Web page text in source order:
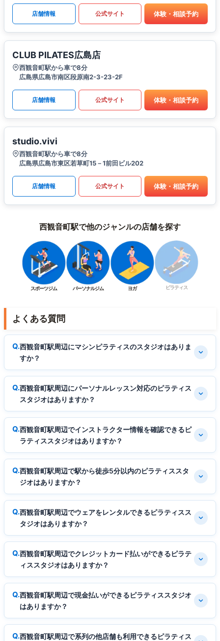
店舗情報 公式サイト 体験・相談予約
CLUB PILATES広島店
西観音町駅から車で8分
広島県広島市南区段原南2-3-23-2F
店舗情報 公式サイト 体験・相談予約
studio.vivi
西観音町駅から車で8分
広島県広島市東区若草町15－1前田ビル202
店舗情報 公式サイト 体験・相談予約
西観音町駅で他のジャンルの店舗を探す
スポーツジム パーソナルジム ヨガ ピラティス
よくある質問
西観音町駅周辺にマシンピラティスのスタジオはありま
すか？
西観音町駅周辺にパーソナルレッスン対応のピラティス
スタジオはありますか？
西観音町駅周辺でインストラクター情報を確認できるピ
ラティススタジオはありますか？
西観音町駅周辺で駅から徒歩5分以内のピラティススタ
ジオはありますか？
西観音町駅周辺でウェアをレンタルできるピラティスス
タジオはありますか？
西観音町駅周辺でクレジットカード払いができるピラテ
ィススタジオはありますか？
西観音町駅周辺で現金払いができるピラティススタジオ
はありますか？
西観音町駅周辺で系列の他店舗も利用できるピラティス